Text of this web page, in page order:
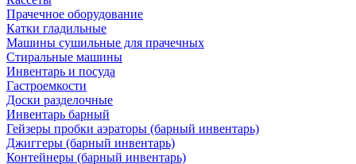
Прачечное оборудование
Катки гладильные
Машины сушильные для прачечных
Стиральные машины
Инвентарь и посуда
Гастроемкости
Доски разделочные
Инвентарь барный
Гейзеры пробки аэраторы (барный инвентарь)
Джиггеры (барный инвентарь)
Контейнеры (барный инвентарь)